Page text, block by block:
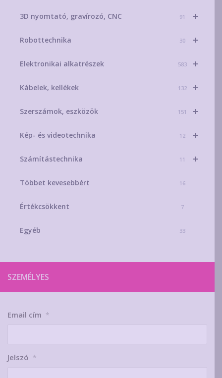
+
3D nyomtató, gravírozó, CNC 91
+
Robottechnika 30
+
Elektronikai alkatrészek 583
+
Kábelek, kellékek 132
+
Szerszámok, eszközök 151
+
Kép- és videotechnika 12
+
Számítástechnika 11
Többet kevesebbért 16
Értékcsökkent 7
Egyéb 33
SZEMÉLYES
Email cím *
Jelszó *